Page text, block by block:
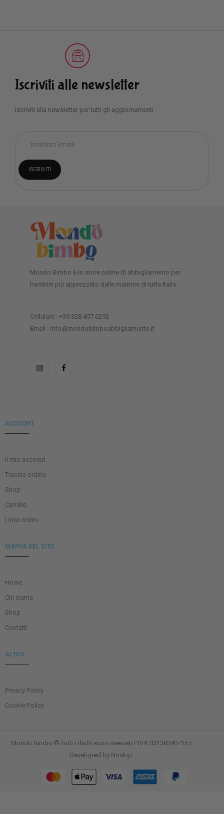
Iscriviti alle newsletter
Iscriviti alla newsletter per tutti gli aggiornamenti
Mondo Bimbo è lo store online di abbigliamento per
bambini più apprezzato dalle mamme di tutta Italia.
Cellulare : +39 328 457 6292
Email : info@mondobimboabbigliamento.it
ACCOUNT
Il mio acconut
Traccia ordine
Shop
Carrello
I miei ordini
MAPPA DEL SITO
Home
Chi siamo
Shop
Contatti
ALTRO
Privacy Policy
Cookie Policy
Mondo Bimbo © Tutti i diritti sono riservati P.IVA 03138390715 |
Developed by Noskip